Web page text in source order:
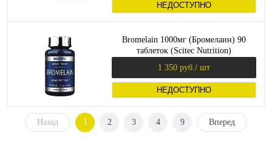
НЕДОСТУПНО
Bromelain 1000мг (Бромелаин) 90
таблеток (Scitec Nutrition)
1 350 руб. / шт
НЕДОСТУПНО
Назад 1 2 3 4 9 Вперед